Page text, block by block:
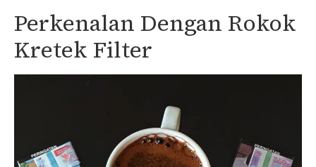
Perkenalan Dengan Rokok
Kretek Filter